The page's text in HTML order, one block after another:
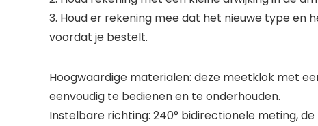
3. Houd er rekening mee dat het nieuwe type
voordat je bestelt.
Hoogwaardige materialen: deze meetklok met
eenvoudig te bedienen en te onderhouden.
Instelbare richting: 240° bidirectionele meting,